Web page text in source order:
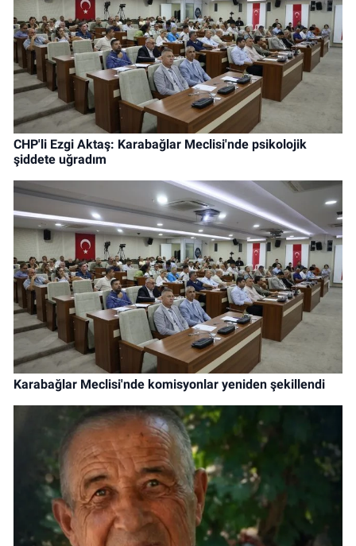
CHP'li Ezgi Aktaş: Karabağlar Meclisi'nde psikolojik
şiddete uğradım
Karabağlar Meclisi'nde komisyonlar yeniden şekillendi